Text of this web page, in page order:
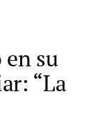
su
“La